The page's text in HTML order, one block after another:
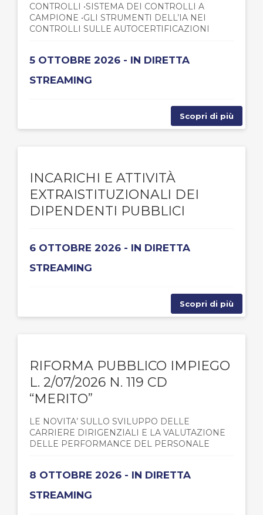
CONTROLLI •SISTEMA DEI CONTROLLI A
CAMPIONE •GLI STRUMENTI DELL’IA NEI
CONTROLLI SULLE AUTOCERTIFICAZIONI
5 OTTOBRE 2026 - IN DIRETTA
STREAMING
Scopri di più
INCARICHI E ATTIVITÀ
EXTRAISTITUZIONALI DEI
DIPENDENTI PUBBLICI
6 OTTOBRE 2026 - IN DIRETTA
STREAMING
Scopri di più
RIFORMA PUBBLICO IMPIEGO
L. 2/07/2026 N. 119 CD
“MERITO”
LE NOVITA’ SULLO SVILUPPO DELLE
CARRIERE DIRIGENZIALI E LA VALUTAZIONE
DELLE PERFORMANCE DEL PERSONALE
8 OTTOBRE 2026 - IN DIRETTA
STREAMING